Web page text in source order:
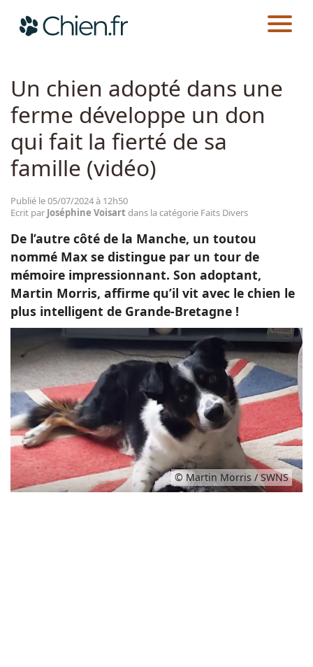
Races
Guides
CHIEN.FR ACTUALITÉS
Un chien adopté dans une
ferme développe un don
qui fait la fierté de sa
famille (vidéo)
Publié le 05/07/2024 à 12h50
Ecrit par Joséphine Voisart dans la catégorie Faits Divers
De l’autre côté de la Manche, un toutou
nommé Max se distingue par un tour de
mémoire impressionnant. Son adoptant,
Martin Morris, affirme qu’il vit avec le chien le
plus intelligent de Grande-Bretagne !
© Martin Morris / SWNS